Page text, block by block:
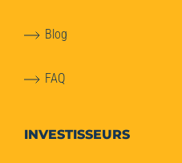
Blog
FAQ
INVESTISSEURS